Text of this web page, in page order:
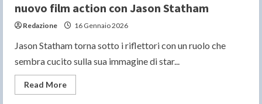
nuovo film action con Jason Statham
Redazione 16 Gennaio 2026
Jason Statham torna sotto i riflettori con un ruolo che
sembra cucito sulla sua immagine di star...
Read MoreRead
more